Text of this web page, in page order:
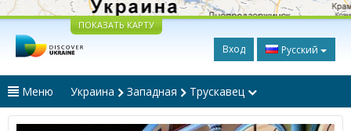
ПОКАЗАТЬ КАРТУ
Вход Русский
Меню Украина Западная Трускавец